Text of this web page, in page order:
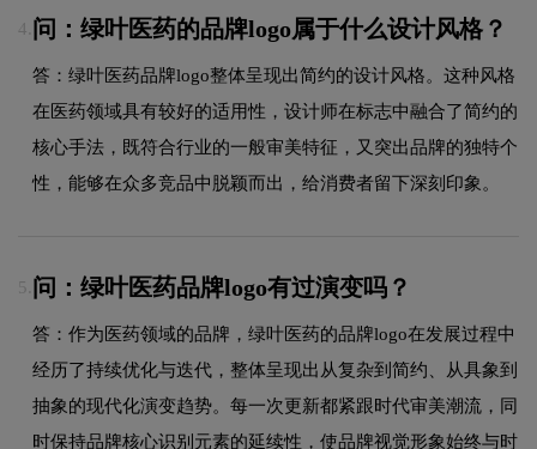
4. 问：绿叶医药的品牌logo属于什么设计风格？
答：绿叶医药品牌logo整体呈现出简约的设计风格。这种风格
在医药领域具有较好的适用性，设计师在标志中融合了简约的
核心手法，既符合行业的一般审美特征，又突出品牌的独特个
性，能够在众多竞品中脱颖而出，给消费者留下深刻印象。
5. 问：绿叶医药品牌logo有过演变吗？
答：作为医药领域的品牌，绿叶医药的品牌logo在发展过程中
经历了持续优化与迭代，整体呈现出从复杂到简约、从具象到
抽象的现代化演变趋势。每一次更新都紧跟时代审美潮流，同
时保持品牌核心识别元素的延续性，使品牌视觉形象始终与时